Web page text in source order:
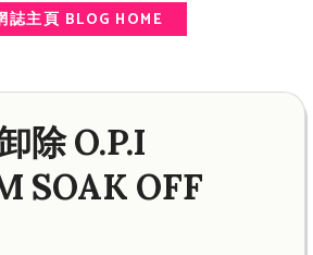
誌主頁 BLOG HOME
除 O.P.I
SOAK OFF